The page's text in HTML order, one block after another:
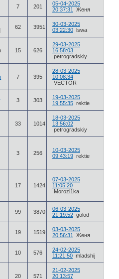
7 201
05-04-2025
20:37:31
Женя
62 3951
30-03-2025
03:22:30 lswa
15 626
29-03-2025
16:58:03
petrogradskiy
7 395
28-03-2025
10:08:34
VECTOR
3 303
19-03-2025
19:55:35 rektie
33 1014
18-03-2025
13:56:02
petrogradskiy
3 256
10-03-2025
09:43:19 rektie
17 1424
07-03-2025
11:05:20
Morozi1ka
99 3870
06-03-2025
21:19:52 golod
19 1519
03-03-2025
20:56:31
Женя
10 576
24-02-2025
11:21:50 mladshij
20 571
21-02-2025
20:13:57